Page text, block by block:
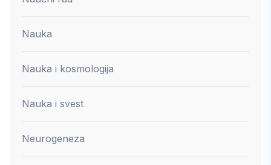
Nauka
Nauka i kosmologija
Nauka i svest
Neurogeneza